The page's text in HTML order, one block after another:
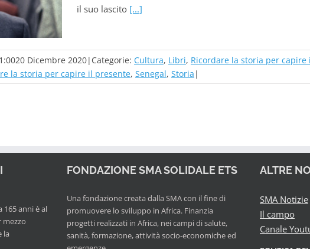
il suo lascito [...]
20 Dicembre 2020| Categorie: Cultura, Libri, Ricordare la storia per capire
la storia per capire il presente, Senegal, Storia |
anni è al
mezzo
la
FONDAZIONE SMA SOLIDALE ETS
Una fondazione creata dalla SMA con il fine di
promuovere lo sviluppo in Africa. Finanzia
progetti realizzati in Africa, nei campi di salute,
sanità, formazione, attività socio-economiche ed
ALTRE
SMA Notizie
Il campo
Canale